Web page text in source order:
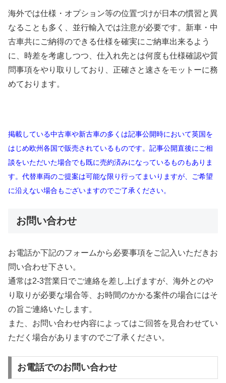
海外では仕様・オプション等の位置づけが日本の慣習と異
なることも多く、並行輸入では注意が必要です。新車・中
古車共にご納得のできる仕様を確実にご納車出来るよう
に、時差を考慮しつつ、仕入れ先とは何度も仕様確認や質
問事項をやり取りしており、正確さと速さをモットーに務
めております。
掲載している中古車や新古車の多くは記事公開時において英国を
はじめ欧州各国で販売されているものです。記事公開直後にご相
談をいただいた場合でも既に売約済みになっているものもありま
す。代替車両のご提案は可能な限り行ってまいりますが、ご希望
に沿えない場合もございますのでご了承ください。
お問い合わせ
お電話か下記のフォームから必要事項をご記入いただきお
問い合わせ下さい。
通常は2-3営業日でご連絡を差し上げますが、海外とのや
り取りが必要な場合等、お時間のかかる案件の場合にはそ
の旨ご連絡いたします。
また、お問い合わせ内容によってはご回答を見合わせてい
ただく場合がありますのでご了承ください。
お電話でのお問い合わせ